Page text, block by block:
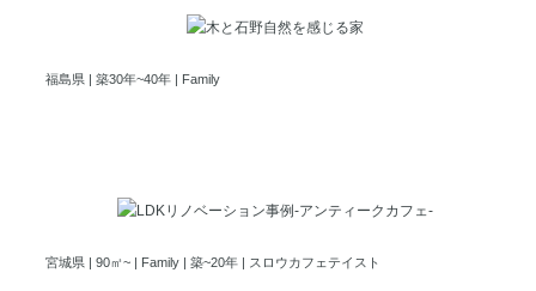
福島県 | 築30年~40年 | Family
宮城県 | 90㎡~ | Family | 築~20年 | スロウカフェテイスト